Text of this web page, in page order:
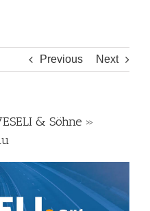
Previous Next
& Söhne »